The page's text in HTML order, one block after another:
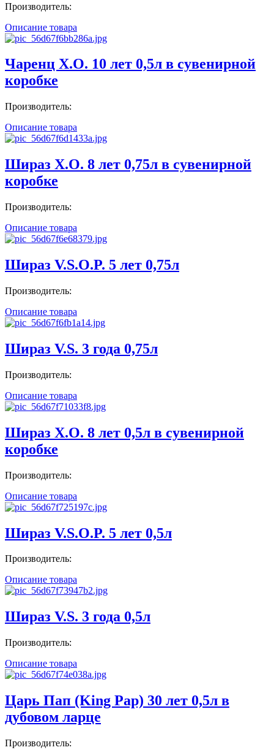
Производитель:
Описание товара
Чаренц X.O. 10 лет 0,5л в сувенирной
коробке
Производитель:
Описание товара
Шираз X.O. 8 лет 0,75л в сувенирной
коробке
Производитель:
Описание товара
Шираз V.S.O.P. 5 лет 0,75л
Производитель:
Описание товара
Шираз V.S. 3 года 0,75л
Производитель:
Описание товара
Шираз X.O. 8 лет 0,5л в сувенирной
коробке
Производитель:
Описание товара
Шираз V.S.O.P. 5 лет 0,5л
Производитель:
Описание товара
Шираз V.S. 3 года 0,5л
Производитель:
Описание товара
Царь Пап (King Pap) 30 лет 0,5л в
дубовом ларце
Производитель: